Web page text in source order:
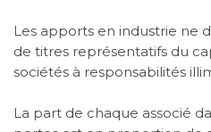
Les apports en industrie ne
de titres représentatifs du
sociétés à responsabilités
La part de chaque associé